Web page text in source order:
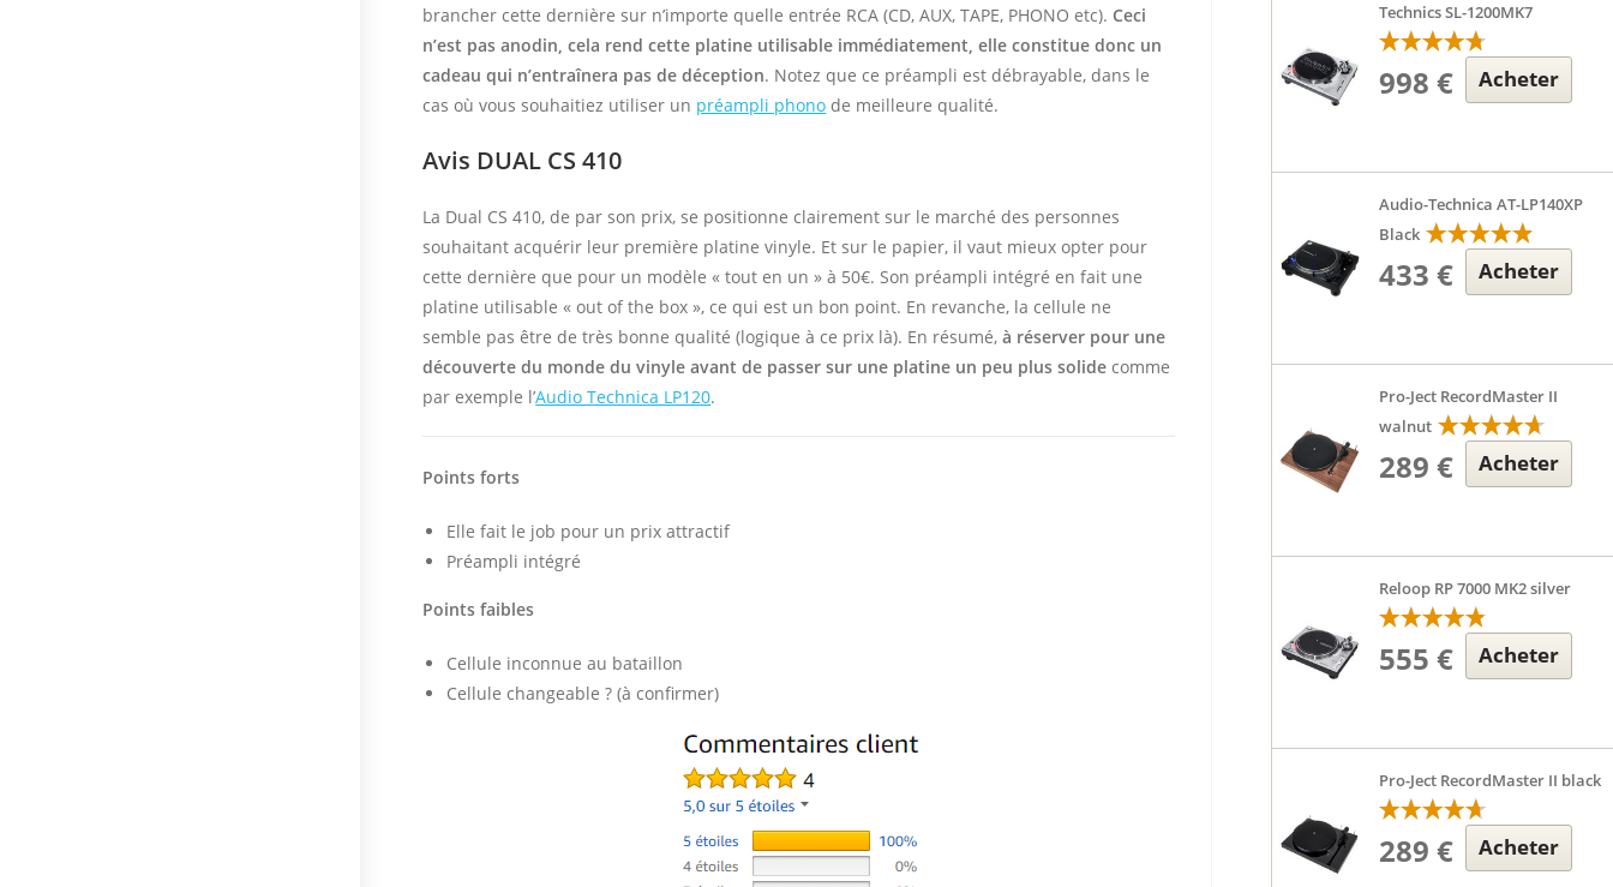
brancher cette dernière sur n’importe quelle entrée RCA (CD, AUX, TAPE, PHONO etc). Ceci
n’est pas anodin, cela rend cette platine utilisable immédiatement, elle constitue donc un
cadeau qui n’entraînera pas de déception. Notez que ce préampli est débrayable, dans le
cas où vous souhaitiez utiliser un préampli phono de meilleure qualité.
Avis DUAL CS 410
La Dual CS 410, de par son prix, se positionne clairement sur le marché des personnes
souhaitant acquérir leur première platine vinyle. Et sur le papier, il vaut mieux opter pour
cette dernière que pour un modèle « tout en un » à 50€. Son préampli intégré en fait une
platine utilisable « out of the box », ce qui est un bon point. En revanche, la cellule ne
semble pas être de très bonne qualité (logique à ce prix là). En résumé,à réserver pour une
découverte du monde du vinyle avant de passer sur une platine un peu plus solide comme
par exemple l’Audio Technica LP120.
Points forts
Elle fait le job pour un prix attractif
Préampli intégré
Points faibles
Cellule inconnue au bataillon
Cellule changeable ? (à confirmer)
Technics SL-1200MK7
998 € Acheter
Audio-Technica AT-LP140XP
Black
433 € Acheter
Pro-Ject RecordMaster II
walnut
289 € Acheter
Reloop RP 7000 MK2 silver
555 € Acheter
Pro-Ject RecordMaster II black
289 € Acheter